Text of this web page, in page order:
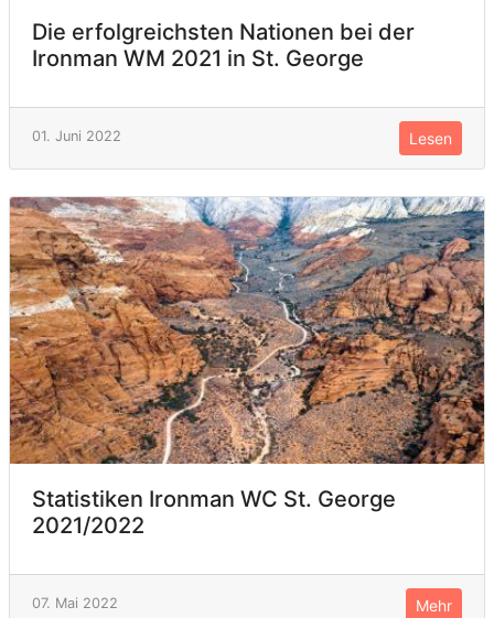
Die erfolgreichsten Nationen bei der
Ironman WM 2021 in St. George
01. Juni 2022 Lesen
Statistiken Ironman WC St. George
2021/2022
07. Mai 2022 Mehr